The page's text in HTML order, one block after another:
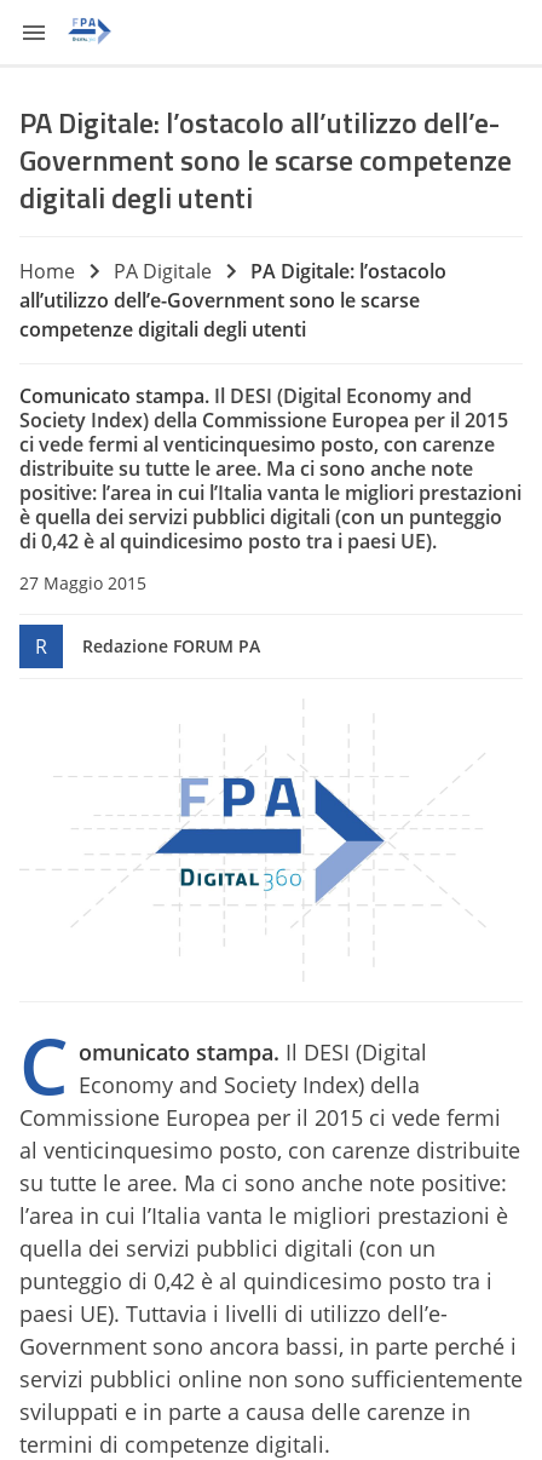
PA Digitale: l’ostacolo all’utilizzo dell’e-
Government sono le scarse competenze
digitali degli utenti
Home PA Digitale
PA Digitale: l’ostacolo
all’utilizzo dell’e-Government sono le scarse
competenze digitali degli utenti
Comunicato stampa. Il DESI (Digital Economy and
Society Index) della Commissione Europea per il 2015
ci vede fermi al venticinquesimo posto, con carenze
distribuite su tutte le aree. Ma ci sono anche note
positive: l’area in cui l’Italia vanta le migliori prestazioni
è quella dei servizi pubblici digitali (con un punteggio
di 0,42 è al quindicesimo posto tra i paesi UE).
27 Maggio 2015
R Redazione FORUM PA
C omunicato stampa. Il DESI (Digital
Economy and Society Index) della
Commissione Europea per il 2015 ci vede fermi
al venticinquesimo posto, con carenze distribuite
su tutte le aree. Ma ci sono anche note positive:
l’area in cui l’Italia vanta le migliori prestazioni è
quella dei servizi pubblici digitali (con un
punteggio di 0,42 è al quindicesimo posto tra i
paesi UE). Tuttavia i livelli di utilizzo dell’e-
Government sono ancora bassi, in parte perché i
servizi pubblici online non sono sufficientemente
sviluppati e in parte a causa delle carenze in
termini di competenze digitali.